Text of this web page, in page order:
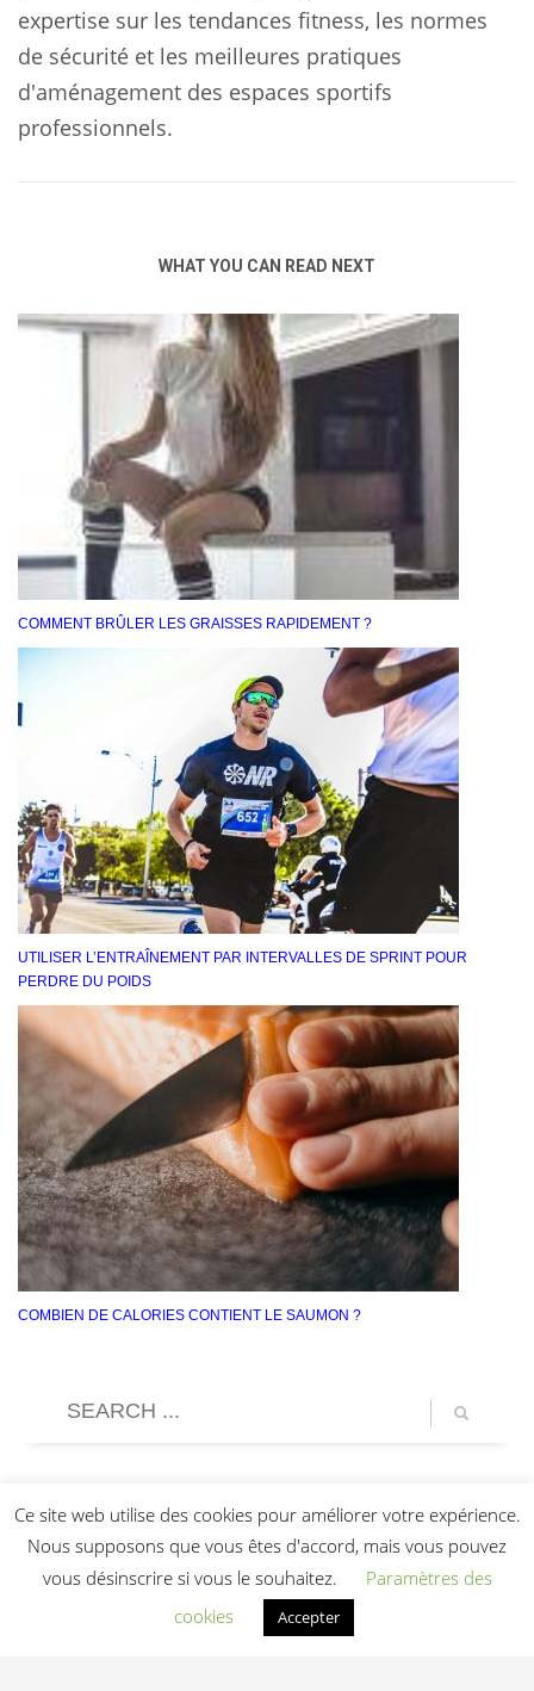
expertise sur les tendances fitness, les normes
de sécurité et les meilleures pratiques
d'aménagement des espaces sportifs
professionnels.
WHAT YOU CAN READ NEXT
COMMENT BRÛLER LES GRAISSES RAPIDEMENT ?
UTILISER L’ENTRAÎNEMENT PAR INTERVALLES DE SPRINT POUR
PERDRE DU POIDS
COMBIEN DE CALORIES CONTIENT LE SAUMON ?
Ce site web utilise des cookies pour améliorer votre expérience.
Nous supposons que vous êtes d'accord, mais vous pouvez
vous désinscrire si vous le souhaitez.
Paramètres des
cookies
Accepter